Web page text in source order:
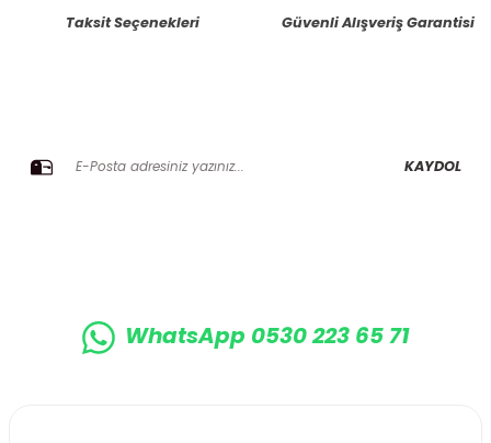
Ürün bilgilerinde hatalar bulunuyor.
Taksit Seçenekleri Güvenli Alışveriş Garantisi
KAYDOL
WhatsApp 0530 223 65 71